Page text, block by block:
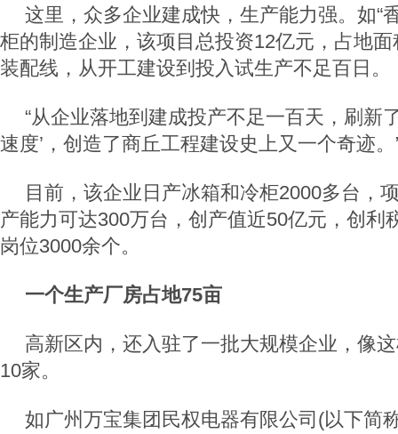
这里，众多企业建成快，生产能力强。如“
柜的制造企业，该项目总投资12亿元，占地
装配线，从开工建设到投入试生产不足百日。
“从企业落地到建成投产不足一百天，刷新
速度’，创造了商丘工程建设史上又一个奇迹
目前，该企业日产冰箱和冷柜2000多台，
产能力可达300万台，创产值近50亿元，创利
岗位3000余个。
一个生产厂房占地75亩
高新区内，还入驻了一批大规模企业，像
10家。
如广州万宝集团民权电器有限公司(以下简